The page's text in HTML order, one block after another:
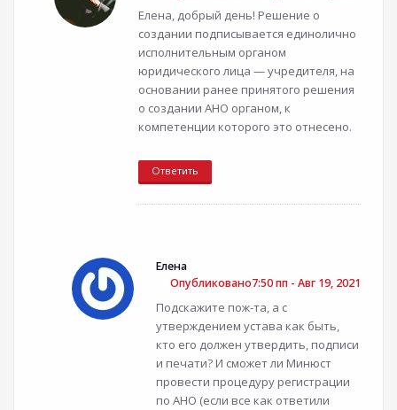
Елена, добрый день! Решение о
создании подписывается единолично
исполнительным органом
юридического лица — учредителя, на
основании ранее принятого решения
о создании АНО органом, к
компетенции которого это отнесено.
Ответить
Елена
Опубликовано7:50 пп - Авг 19, 2021
Подскажите пож-та, а с
утверждением устава как быть,
кто его должен утвердить, подписи
и печати? И сможет ли Минюст
провести процедуру регистрации
по АНО (если все как ответили